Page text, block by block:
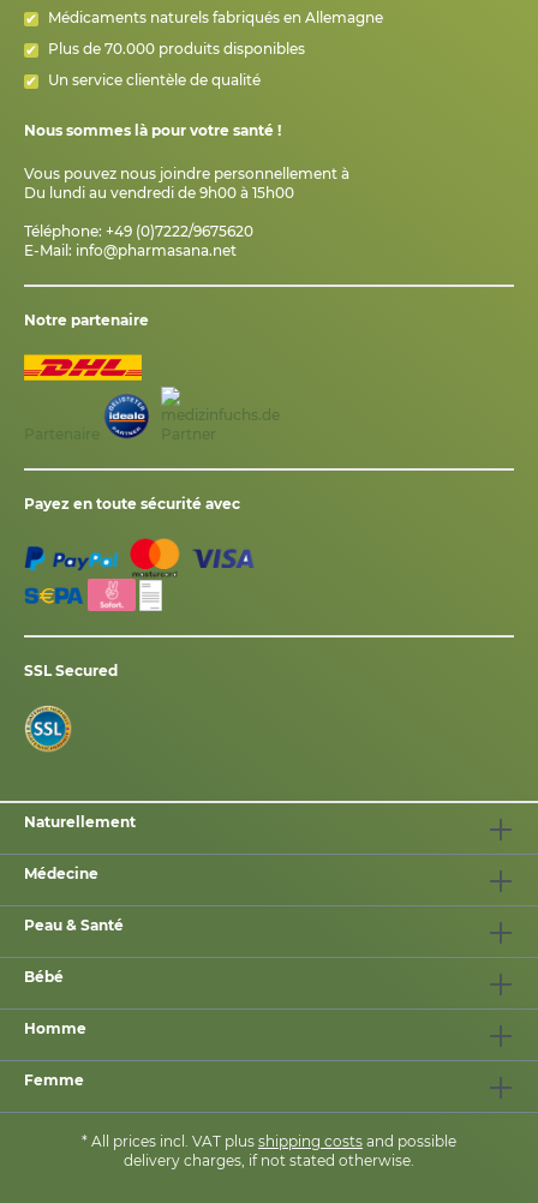
Médicaments naturels fabriqués en Allemagne
Plus de 70.000 produits disponibles
Un service clientèle de qualité
Nous sommes là pour votre santé !
Vous pouvez nous joindre personnellement à
Du lundi au vendredi de 9h00 à 15h00
Téléphone: +49 (0)7222/9675620
E-Mail: info@pharmasana.net
Notre partenaire
Payez en toute sécurité avec
SSL Secured
Naturellement
Médecine
Peau & Santé
Bébé
Homme
Femme
* All prices incl. VAT plus shipping costs and possible
delivery charges, if not stated otherwise.